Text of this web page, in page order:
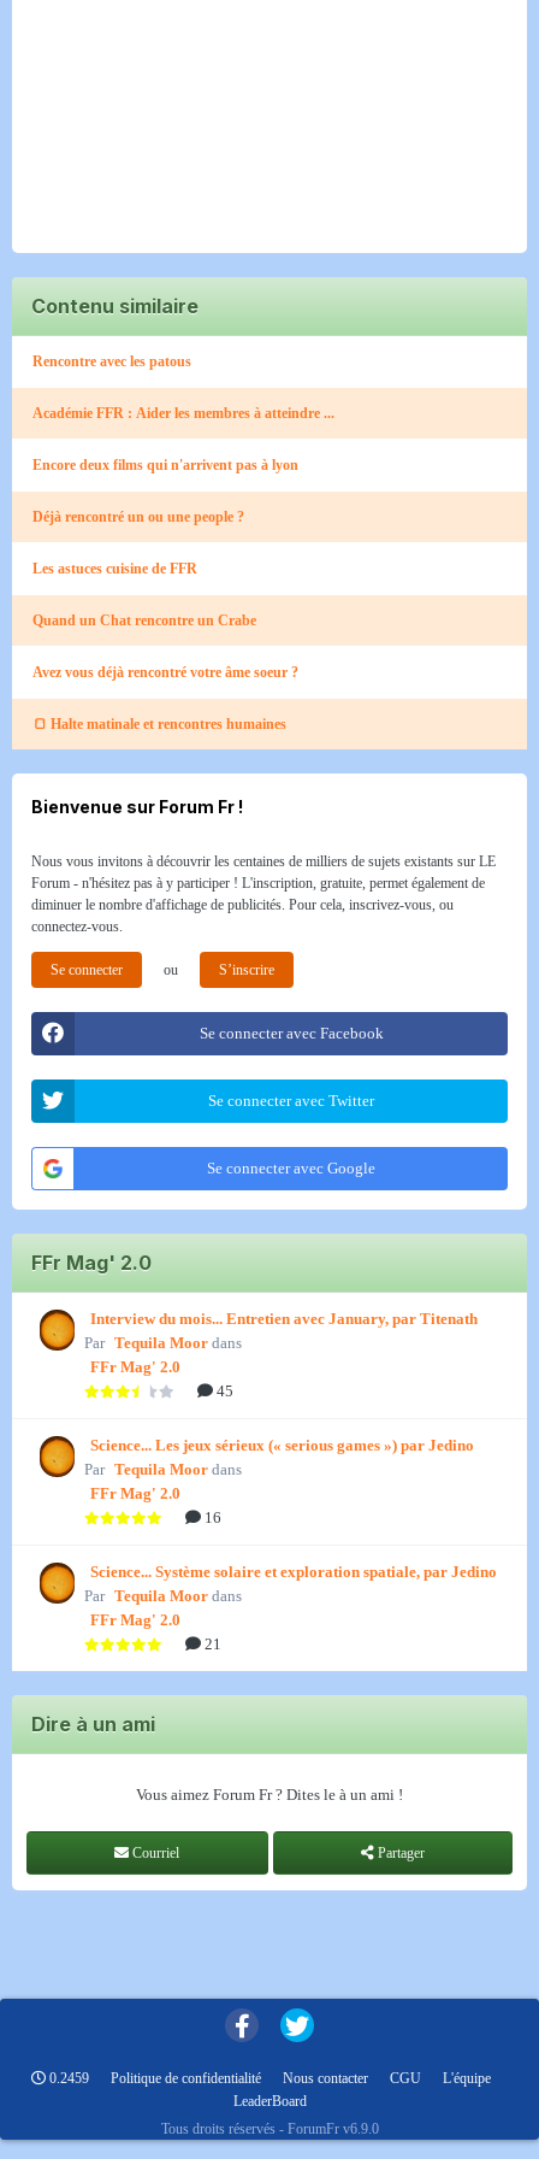
Contenu similaire
Rencontre avec les patous
Académie FFR : Aider les membres à atteindre ...
Encore deux films qui n'arrivent pas à lyon
Déjà rencontré un ou une people ?
Les astuces cuisine de FFR
Quand un Chat rencontre un Crabe​
Avez vous déjà rencontré votre âme soeur ?
🍞 Halte matinale et rencontres humaines​
Bienvenue sur Forum Fr !
Nous vous invitons à découvrir les centaines de milliers de sujets existants sur LE
Forum - n'hésitez pas à y participer ! L'inscription, gratuite, permet également de
diminuer le nombre d'affichage de publicités. Pour cela, inscrivez-vous, ou
connectez-vous.
Se connecter ou S’inscrire
Se connecter avec Facebook
Se connecter avec Twitter
Se connecter avec Google
FFr Mag' 2.0
Interview du mois... Entretien avec January, par Titenath
Par Tequila Moor dans
FFr Mag' 2.0
45
Science... Les jeux sérieux (« serious games ») par Jedino
Par Tequila Moor dans
FFr Mag' 2.0
16
Science... Système solaire et exploration spatiale, par Jedino
Par Tequila Moor dans
FFr Mag' 2.0
21
Dire à un ami
Vous aimez Forum Fr ? Dites le à un ami !
Courriel Partager
0.2459 Politique de confidentialité Nous contacter CGU
L'équipe
LeaderBoard
Tous droits réservés - ForumFr v6.9.0